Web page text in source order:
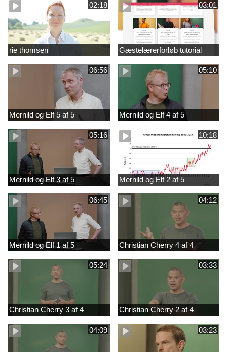
02:18
rie thomsen
03:01
Gæstelærerforløb tutorial
06:56
Mernild og Elf 5 af 5
05:10
Mernild og Elf 4 af 5
05:16
Mernild og Elf 3 af 5
10:18
Mernild og Elf 2 af 5
06:45
Mernild og Elf 1 af 5
04:12
Christian Cherry 4 af 4
05:24
Christian Cherry 3 af 4
03:33
Christian Cherry 2 af 4
04:09 03:23